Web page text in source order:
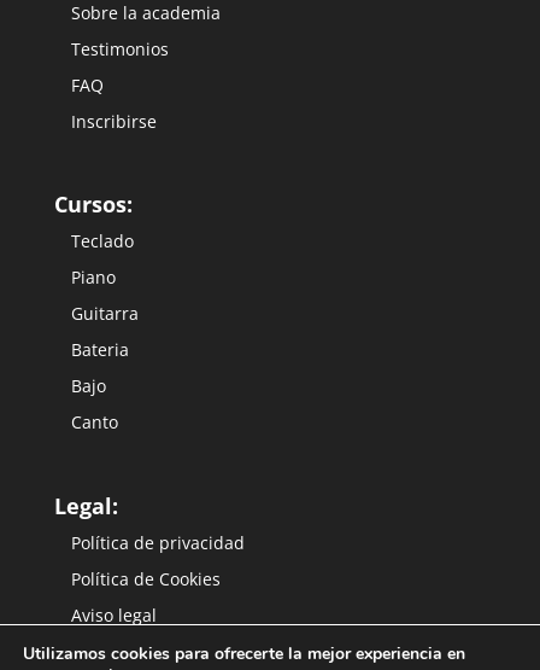
Sobre la academia
Testimonios
FAQ
Inscribirse
Cursos:
Teclado
Piano
Guitarra
Bateria
Bajo
Canto
Legal:
Política de privacidad
Política de Cookies
Aviso legal
Utilizamos cookies para ofrecerte la mejor experiencia en